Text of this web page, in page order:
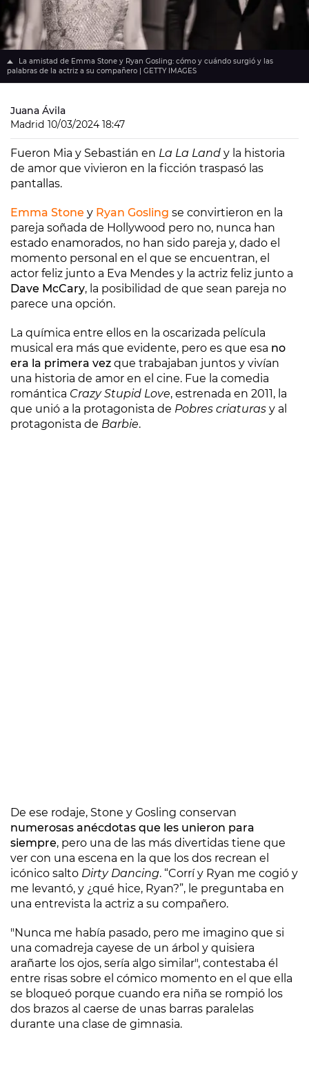
La amistad de Emma Stone y Ryan Gosling: cómo y cuándo surgió y las
palabras de la actriz a su compañero | GETTY IMAGES
Juana Ávila
Madrid 10/03/2024 18:47
Fueron Mia y Sebastián en La La Land y la historia
de amor que vivieron en la ficción traspasó las
pantallas.
Emma Stone y Ryan Gosling se convirtieron en la
pareja soñada de Hollywood pero no, nunca han
estado enamorados, no han sido pareja y, dado el
momento personal en el que se encuentran, el
actor feliz junto a Eva Mendes y la actriz feliz junto a
Dave McCary, la posibilidad de que sean pareja no
parece una opción.
La química entre ellos en la oscarizada película
musical era más que evidente, pero es que esa no
era la primera vez que trabajaban juntos y vivían
una historia de amor en el cine. Fue la comedia
romántica Crazy Stupid Love, estrenada en 2011, la
que unió a la protagonista de Pobres criaturas y al
protagonista de Barbie.
De ese rodaje, Stone y Gosling conservan
numerosas anécdotas que les unieron para
siempre, pero una de las más divertidas tiene que
ver con una escena en la que los dos recrean el
icónico salto Dirty Dancing. “Corrí y Ryan me cogió y
me levantó, y ¿qué hice, Ryan?”, le preguntaba en
una entrevista la actriz a su compañero.
"Nunca me había pasado, pero me imagino que si
una comadreja cayese de un árbol y quisiera
arañarte los ojos, sería algo similar", contestaba él
entre risas sobre el cómico momento en el que ella
se bloqueó porque cuando era niña se rompió los
dos brazos al caerse de unas barras paralelas
durante una clase de gimnasia.